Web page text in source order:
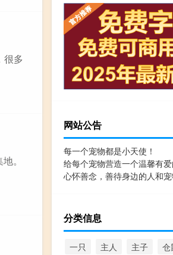
很多
。
网站公告
每一个宠物都是小天使！
给每个宠物营造一个温馨有爱
心怀善念，善待身边的人和宠
分类信息
一只 主人 主子 仓